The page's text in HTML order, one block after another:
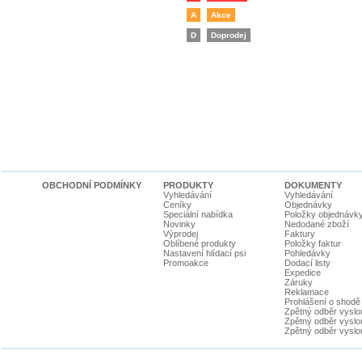
A Akce
D Doprodej
OBCHODNÍ PODMÍNKY
PRODUKTY
Vyhledávání
Ceníky
Speciální nabídka
Novinky
Výprodej
Oblíbené produkty
Nastavení hlídací psi
Promoakce
DOKUMENTY
Vyhledávání
Objednávky
Položky
Nedodané zboží
Faktury
Položky faktur
Pohledávky
Dodací listy
Expedice
Záruky
Reklamace
Prohlášení o shodě
Zpětný odběr
Zpětný odběr
Zpětný odběr